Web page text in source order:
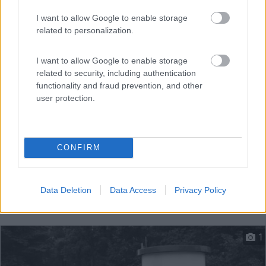
I want to allow Google to enable storage
related to personalization.
I want to allow Google to enable storage
related to security, including authentication
functionality and fraud prevention, and other
user protection.
CONFIRM
Data Deletion Data Access Privacy Policy
In piano, su asfalto, il centro è vicino, come il superm...
1